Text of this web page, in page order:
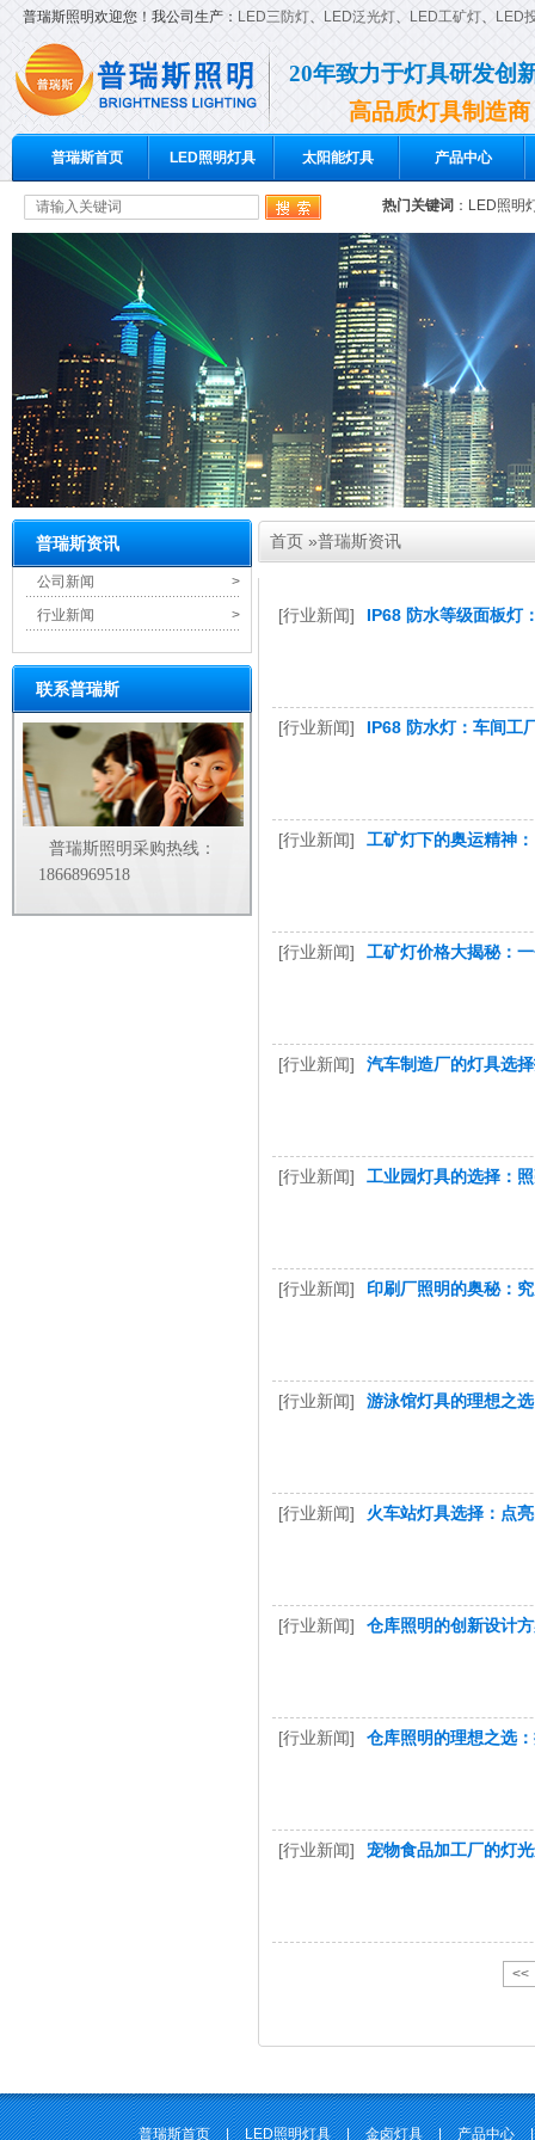
普瑞斯照明欢迎您！我公司生产： LED三防灯、 LED泛光灯、 LED工矿灯、 LED
20年致力于灯具研发创
高品质灯具制造商
普瑞斯首页 LED照明灯具 太阳能灯具 产品中心
热门关键词 ： LED照明
普瑞斯资讯
>
公司新闻
>
行业新闻
联系普瑞斯
普瑞斯照明采购热线：
18668969518
首页 »普瑞斯资讯
[行业新闻] IP68 防水等级面板灯
[行业新闻] IP68 防水灯：车间工
[行业新闻] 工矿灯下的奥运精神
[行业新闻] 工矿灯价格大揭秘：
[行业新闻] 汽车制造厂的灯具选
[行业新闻] 工业园灯具的选择：
[行业新闻] 印刷厂照明的奥秘：
[行业新闻] 游泳馆灯具的理想之选
[行业新闻] 火车站灯具选择：点
[行业新闻] 仓库照明的创新设计
[行业新闻] 仓库照明的理想之选
[行业新闻] 宠物食品加工厂的灯
<<
普瑞斯首页 | LED照明灯具 | 金卤灯具 | 产品中心 |